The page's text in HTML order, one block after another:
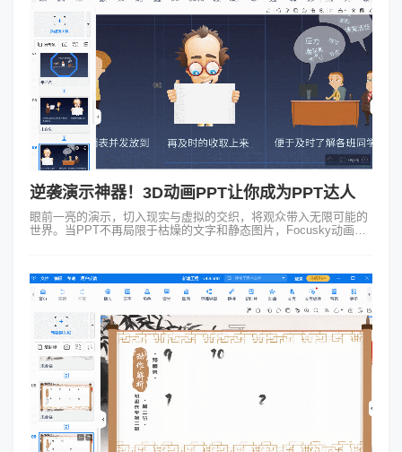
逆袭演示神器！3D动画PPT让你成为PPT达人
眼前一亮的演示，切入现实与虚拟的交织，将观众带入无限可能的
世界。当PPT不再局限于枯燥的文字和静态图片，Focusky动画演